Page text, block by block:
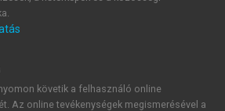
követik a felhasználó online
Az online tevékenységek megismerésével a